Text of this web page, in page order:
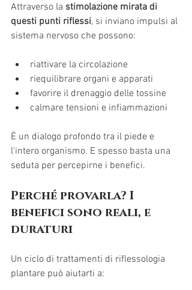
Attraverso la stimolazione mirata di
questi punti riflessi, si inviano impulsi al
sistema nervoso che possono:
riattivare la circolazione
riequilibrare organi e apparati
favorire il drenaggio delle tossine
calmare tensioni e infiammazioni
È un dialogo profondo tra il piede e
l'intero organismo. E spesso basta una
seduta per percepirne i benefici.
Perché provarla? I
benefici sono reali, e
duraturi
Un ciclo di trattamenti di riflessologia
plantare può aiutarti a: